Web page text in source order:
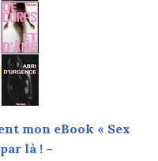
mon eBook « Sex
là ! –